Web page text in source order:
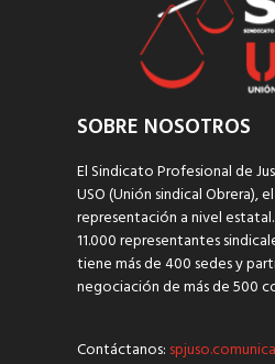
SOBRE NOSOTROS
El Sindicato Profesional de
USO (Unión sindical Obrera),
representación a nivel
11.000 representantes
tiene más de 400 sedes y
negociación de más de 500
Contáctanos: